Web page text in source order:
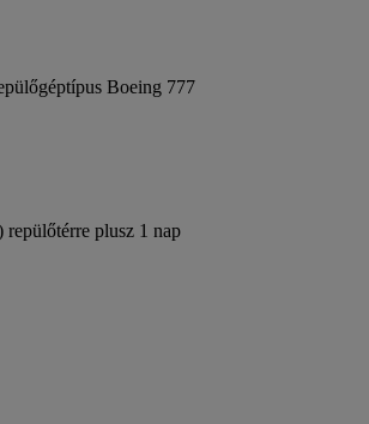
Boeing 777
plusz 1 nap